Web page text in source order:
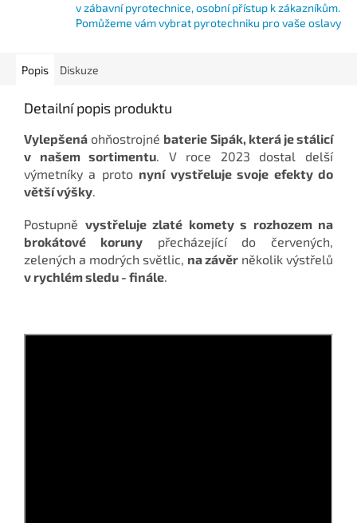
v zábavní pyrotechnice, osobní přístup k zákazníkům.
Pomůžeme vám vybrat pyrotechniku pro vaše oslavy
Popis Diskuze
Detailní popis produktu
Vylepšená ohňostrojné baterie Sipák, která je stálicí
v našem sortimentu. V roce 2023 dostal delší
výmetníky a proto nyní vystřeluje svoje efekty do
větší výšky.
Postupně vystřeluje zlaté komety s rozhozem na
brokátové korunypřecházející do červených,
zelených a modrých světlic, na závěr několik výstřelů
v rychlém sledu - finále.